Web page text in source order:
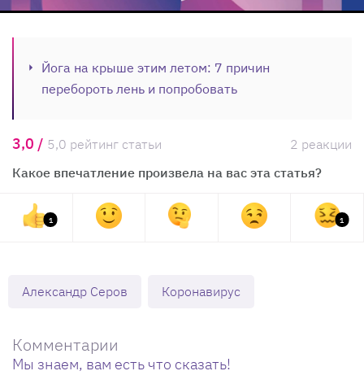
Йога на крыше этим летом: 7 причин
перебороть лень и попробовать
3,0 / 5,0 рейтинг статьи
2 реакции
Какое впечатление произвела на вас эта статья?
1 1
Александр Серов Коронавирус
Комментарии
Мы знаем, вам есть что сказать!